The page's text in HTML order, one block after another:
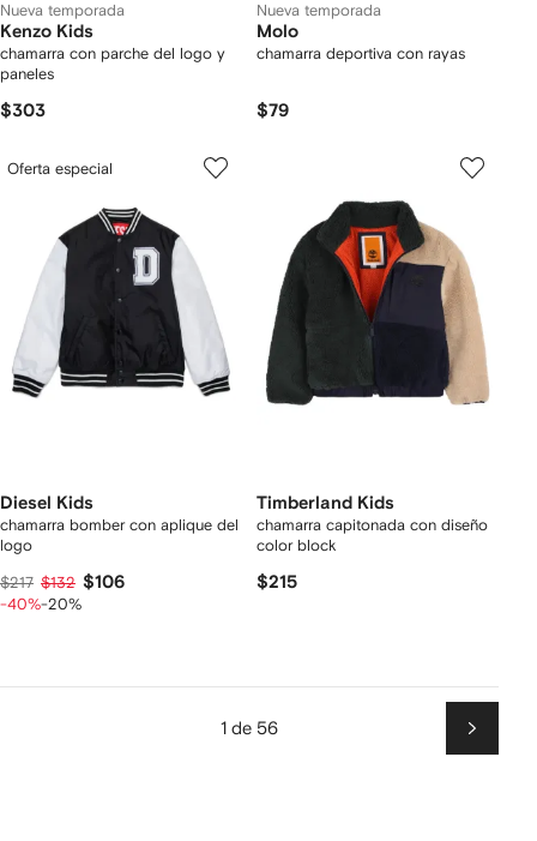
Nueva temporada
Kenzo Kids
chamarra con parche del logo y
paneles
$303
Nueva temporada
Molo
chamarra deportiva con rayas
$79
Oferta especial
Diesel Kids
chamarra bomber con aplique del
logo
$217 $132 $106
-40%-20%
Timberland Kids
chamarra capitonada con diseño
color block
$215
1 de 56